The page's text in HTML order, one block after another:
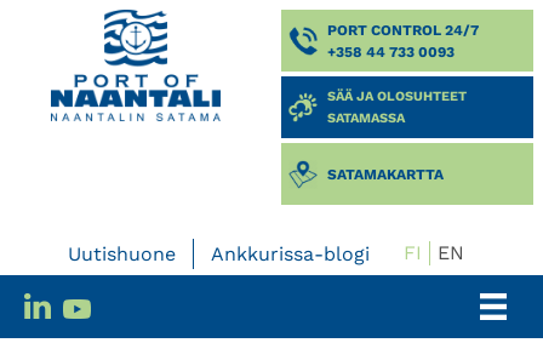
PORT CONTROL 24/7
+358 44 733 0093
SÄÄ JA OLOSUHTEET
SATAMASSA
SATAMAKARTTA
Uutishuone Ankkurissa-blogi FI EN